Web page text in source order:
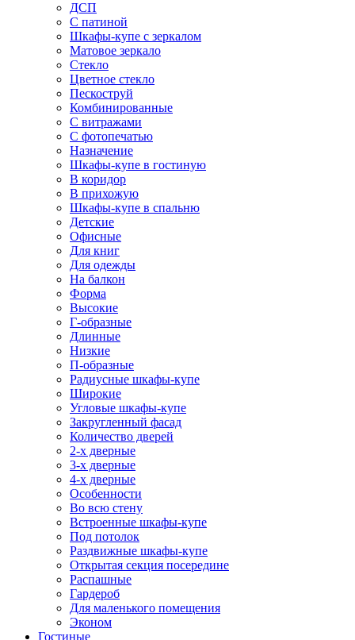
ДСП
С патиной
Шкафы-купе с зеркалом
Матовое зеркало
Стекло
Цветное стекло
Пескоструй
Комбинированные
С витражами
С фотопечатью
Назначение
Шкафы-купе в гостиную
В коридор
В прихожую
Шкафы-купе в спальню
Детские
Офисные
Для книг
Для одежды
На балкон
Форма
Высокие
Г-образные
Длинные
Низкие
П-образные
Радиусные шкафы-купе
Широкие
Угловые шкафы-купе
Закругленный фасад
Количество дверей
2-х дверные
3-х дверные
4-х дверные
Особенности
Во всю стену
Встроенные шкафы-купе
Под потолок
Раздвижные шкафы-купе
Открытая секция посередине
Распашные
Гардероб
Для маленького помещения
Эконом
Гостиные